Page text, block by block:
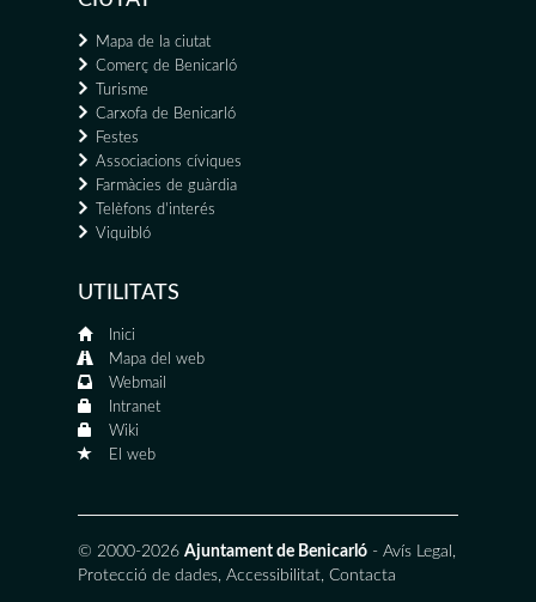
Mapa de la ciutat
Comerç de Benicarló
Turisme
Carxofa de Benicarló
Festes
Associacions cíviques
Farmàcies de guàrdia
Telèfons d'interés
Viquibló
UTILITATS
Inici
Mapa del web
Webmail
Intranet
Wiki
El web
© 2000-2026 Ajuntament de Benicarló - Avís Legal ,
Protecció de dades, Accessibilitat, Contacta